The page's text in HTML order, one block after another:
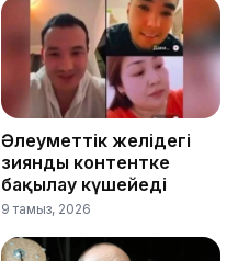
Әлеуметтік желідегі
зиянды контентке
бақылау күшейеді
9 тамыз, 2026